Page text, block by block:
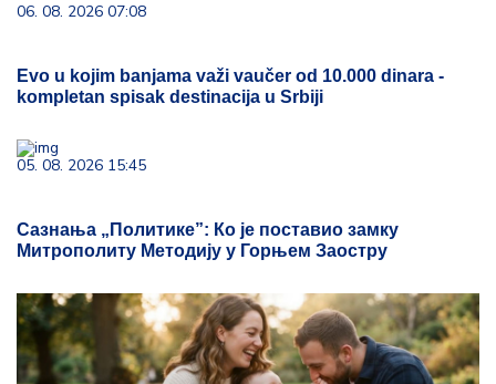
06. 08. 2026 07:08
Evo u kojim banjama važi vaučer od 10.000 dinara -
kompletan spisak destinacija u Srbiji
05. 08. 2026 15:45
Сазнања „Политике”: Ко је поставио замку
Митрополиту Методију у Горњем Заостру